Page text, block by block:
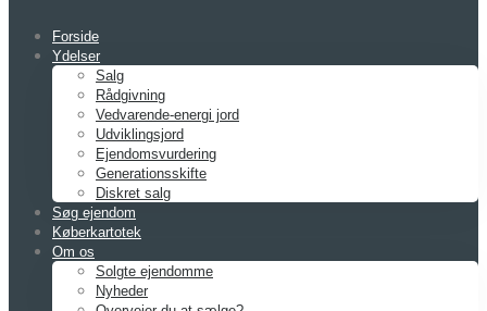
Forside
Ydelser
Salg
Rådgivning
Vedvarende-energi jord
Udviklingsjord
Ejendomsvurdering
Generationsskifte
Diskret salg
Søg ejendom
Køberkartotek
Om os
Solgte ejendomme
Nyheder